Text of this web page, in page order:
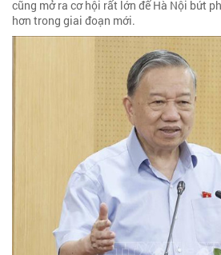
cũng mở ra cơ hội rất lớn để Hà Nội bứt
hơn trong giai đoạn mới.